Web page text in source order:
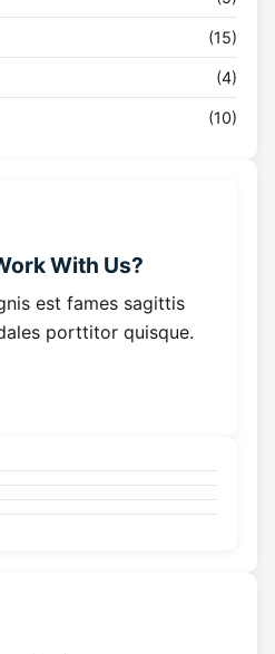
(15)
(4)
(10)
With Us?
est fames sagittis
porttitor quisque.